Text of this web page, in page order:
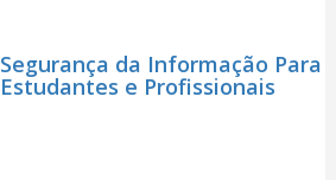
Segurança da Informação Para
Estudantes e Profissionais